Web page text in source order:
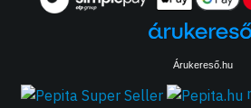
Árukereső.hu